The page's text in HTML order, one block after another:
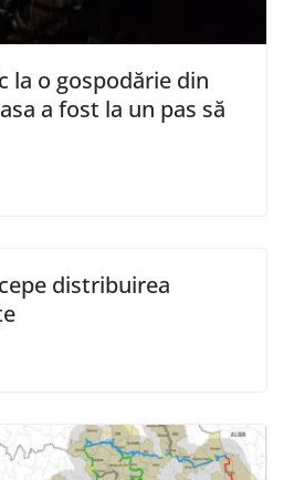
la o gospodărie din
a fost la un pas să
distribuirea